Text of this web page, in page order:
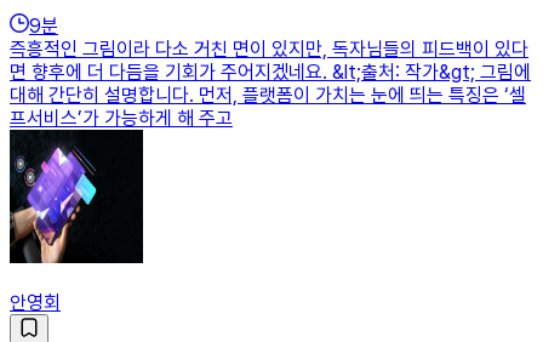
9분
즉흥적인 그림이라 다소 거친 면이 있지만, 독자님들의 피드백이 있다
면 향후에 더 다듬을 기회가 주어지겠네요. &lt;출처: 작가&gt; 그림에
대해 간단히 설명합니다. 먼저, 플랫폼이 가치는 눈에 띄는 특징은 ‘셀
프서비스’가 가능하게 해 주고
안영회